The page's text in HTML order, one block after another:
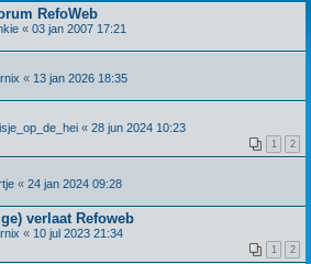
RefoWeb
« 03 jan 2007 17:21
« 13 jan 2026 18:35
« 28 jun 2024 10:23
1 2
« 24 jan 2024 09:28
verlaat Refoweb
« 10 jul 2023 21:34
1 2